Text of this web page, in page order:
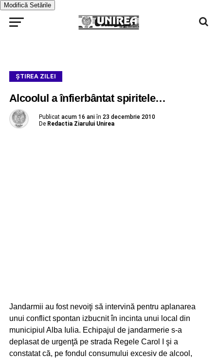
Modifică Setările
ŞTIREA ZILEI
Alcoolul a înfierbântat spiritele…
Publicat acum 16 ani în 23 decembrie 2010
De Redactia Ziarului Unirea
Jandarmii au fost nevoiţi să intervină pentru aplanarea
unui conflict spontan izbucnit în incinta unui local din
municipiul Alba Iulia. Echipajul de jandarmerie s-a
deplasat de urgenţă pe strada Regele Carol I şi a
constatat că, pe fondul consumului excesiv de alcool,